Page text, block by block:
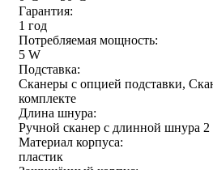
Гарантия:
1 год
Потребляемая мощность:
5 W
Подставка:
Сканеры с опцией подставки,
комплекте
Длина шнура:
Ручной сканер с длинной шнура 2
Материал корпуса:
пластик